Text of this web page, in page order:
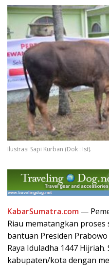
Ilustrasi Sapi Kurban (Dok : Ist).
KabarSumatra.com —
Riau mematangkan
bantuan Presiden
Raya Iduladha 1447
kabupaten/kota dengan